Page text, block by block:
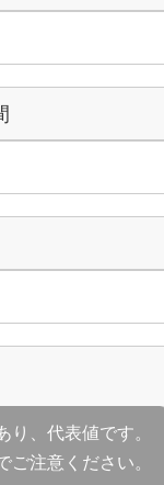
、代表値です。
注意ください。